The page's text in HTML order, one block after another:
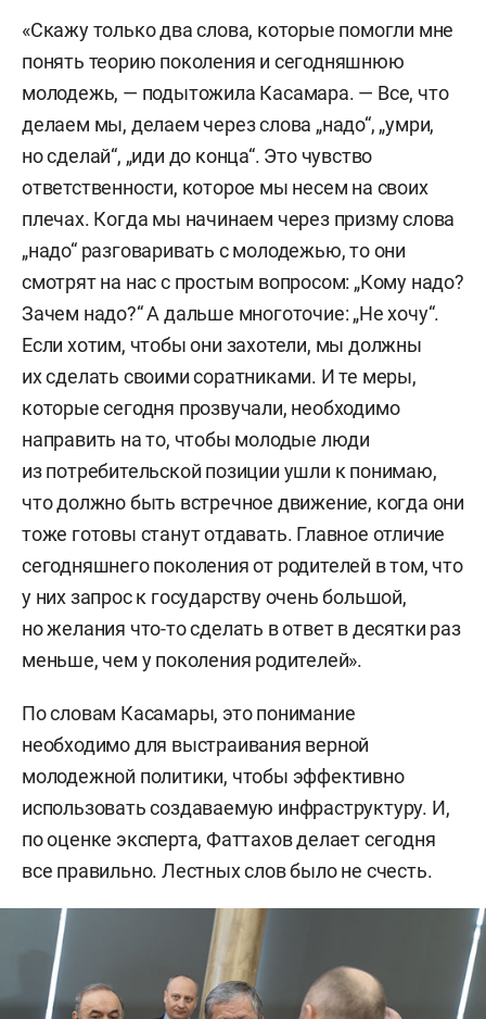
«Скажу только два слова, которые помогли мне
понять теорию поколения и сегодняшнюю
молодежь, — подытожила Касамара. — Все, что
делаем мы, делаем через слова „надо“, „умри,
но сделай“, „иди до конца“. Это чувство
ответственности, которое мы несем на своих
плечах. Когда мы начинаем через призму слова
„надо“ разговаривать с молодежью, то они
смотрят на нас с простым вопросом: „Кому надо?
Зачем надо?“ А дальше многоточие: „Не хочу“.
Если хотим, чтобы они захотели, мы должны
их сделать своими соратниками. И те меры,
которые сегодня прозвучали, необходимо
направить на то, чтобы молодые люди
из потребительской позиции ушли к понимаю,
что должно быть встречное движение, когда они
тоже готовы станут отдавать. Главное отличие
сегодняшнего поколения от родителей в том, что
у них запрос к государству очень большой,
но желания что-то сделать в ответ в десятки раз
меньше, чем у поколения родителей».
По словам Касамары, это понимание
необходимо для выстраивания верной
молодежной политики, чтобы эффективно
использовать создаваемую инфраструктуру. И,
по оценке эксперта, Фаттахов делает сегодня
все правильно. Лестных слов было не счесть.